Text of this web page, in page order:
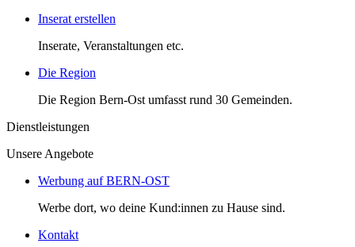
Inserat erstellen
Inserate, Veranstaltungen etc.
Die Region
Die Region Bern-Ost umfasst rund 30 Gemeinden.
Dienstleistungen
Unsere Angebote
Werbung auf BERN-OST
Werbe dort, wo deine Kund:innen zu Hause sind.
Kontakt